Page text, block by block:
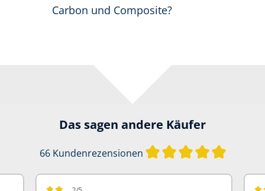
Carbon und Composite?
Das sagen andere Käufer
66 Kundenrezensionen